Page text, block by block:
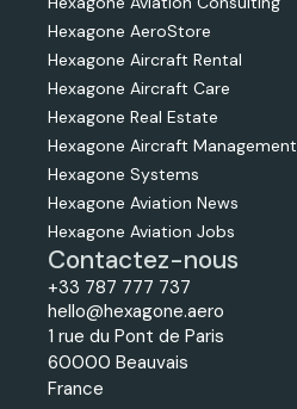
Hexagone AeroStore
Hexagone Aircraft Rental
Hexagone Aircraft Care
Hexagone Real Estate
Hexagone Aircraft Management
Hexagone Systems
Hexagone Aviation News
Hexagone Aviation Jobs
Contactez-nous
+33 787 777 737
hello@hexagone.aero
1 rue du Pont de Paris
60000 Beauvais
France